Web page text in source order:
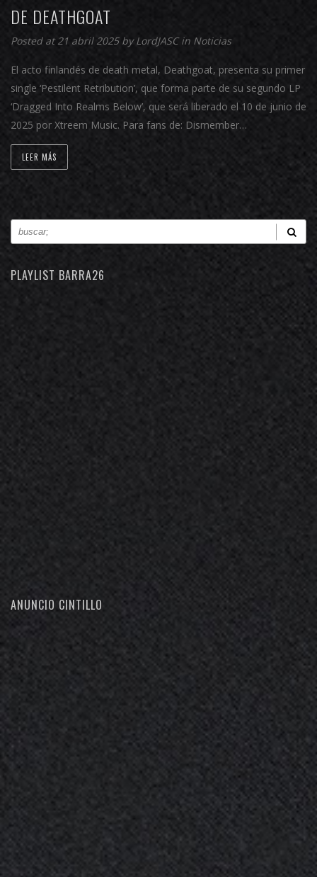
DE DEATHGOAT
Posted at 21 abril 2025 byLordJASCin Noticias
El acto finlandés de death metal, Deathgoat, presenta su primer
single ‘Pestilent Retribution’, que forma parte de su segundo LP
‘Dragged Into Realms Below’, que será liberado el 10 de junio de
2025 por Xtreem Music. Para fans de: Dismember…
LEER MÁS
PLAYLIST BARRA26
ANUNCIO CINTILLO